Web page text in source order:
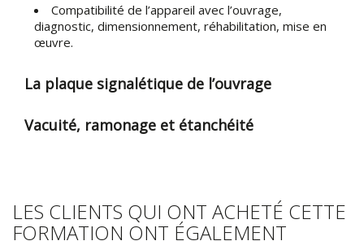
Compatibilité de l’appareil avec l’ouvrage,
diagnostic, dimensionnement, réhabilitation, mise en
œuvre.
La plaque signalétique de l’ouvrage
Vacuité, ramonage et étanchéité
LES CLIENTS QUI ONT ACHETÉ CETTE
FORMATION ONT ÉGALEMENT